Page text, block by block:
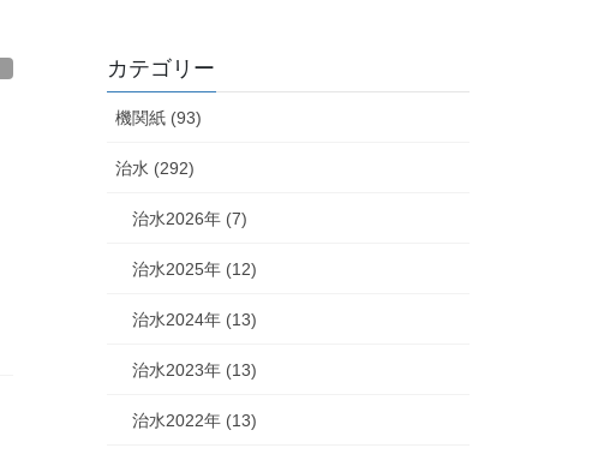
カテゴリー
機関紙 (93)
治水 (292)
治水2026年 (7)
治水2025年 (12)
治水2024年 (13)
治水2023年 (13)
治水2022年 (13)